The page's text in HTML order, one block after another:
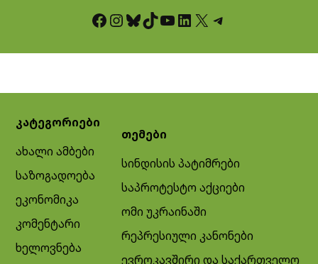
Facebook InstagramBluesky TikTok YouTube LinkedIn X Telegram
კატეგორიები
ახალი ამბები
საზოგადოება
ეკონომიკა
კომენტარი
ხელოვნება
თემები
სინდისის პატიმრები
საპროტესტო აქციები
ომი უკრაინაში
რეპრესიული კანონები
ევროკავშირი და საქართველო